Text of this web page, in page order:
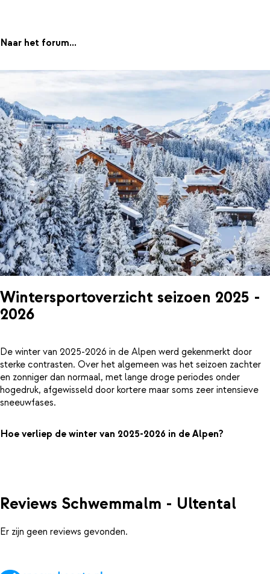
Naar het forum...
Wintersportoverzicht seizoen 2025 -
2026
De winter van 2025-2026 in de Alpen werd gekenmerkt door
sterke contrasten. Over het algemeen was het seizoen zachter
en zonniger dan normaal, met lange droge periodes onder
hogedruk, afgewisseld door kortere maar soms zeer intensieve
sneeuwfases.
Hoe verliep de winter van 2025-2026 in de Alpen?
Reviews Schwemmalm - Ultental
Er zijn geen reviews gevonden.